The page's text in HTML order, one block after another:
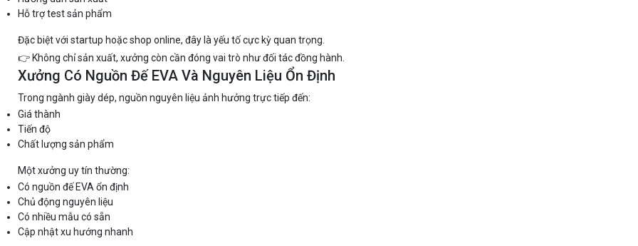
Hỗ trợ test sản phẩm
Đặc biệt với startup hoặc shop online, đây là yếu tố cực kỳ quan trọng.
👉 Không chỉ sản xuất, xưởng còn cần đóng vai trò như đối tác đồng hành.
Xưởng Có Nguồn Đế EVA Và Nguyên Liệu Ổn Định
Trong ngành giày dép, nguồn nguyên liệu ảnh hưởng trực tiếp đến:
Giá thành
Tiến độ
Chất lượng sản phẩm
Một xưởng uy tín thường:
Có nguồn đế EVA ổn định
Chủ động nguyên liệu
Có nhiều mẫu có sẵn
Cập nhật xu hướng nhanh